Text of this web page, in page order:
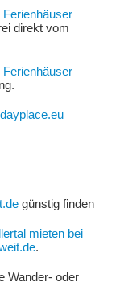
Ferienhäuser
direkt vom
Ferienhäuser
günstig finden
mieten bei
.
Wander- oder